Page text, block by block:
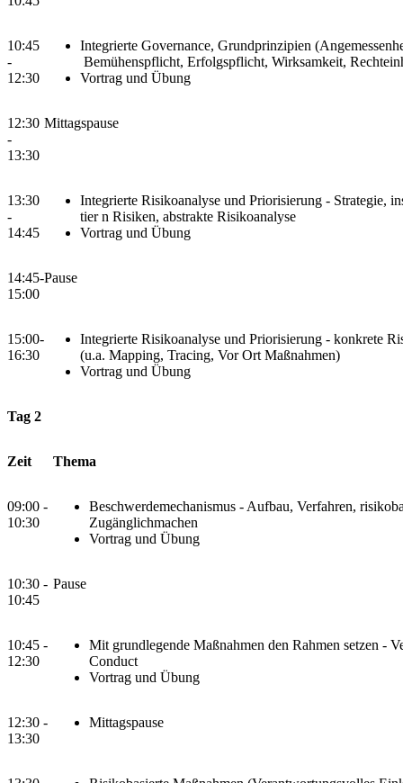
10:45
-
12:30
Integrierte Governance, Grundprinzipien
Bemühenspflicht, Erfolgspflicht, Wirksamkeit,
Vortrag und Übung
12:30
-
13:30
Mittagspause
13:30
-
14:45
Integrierte Risikoanalyse und Priorisierung - Strategie,
tier n Risiken, abstrakte Risikoanalyse
Vortrag und Übung
14:45-
15:00
Pause
15:00-
16:30
Integrierte Risikoanalyse und Priorisierung - konkrete
(u.a. Mapping, Tracing, Vor Ort Maßnahmen)
Vortrag und Übung
Tag 2
Zeit Thema
09:00 -
10:30
Beschwerdemechanismus - Aufbau, Verfahren,
Zugänglichmachen
Vortrag und Übung
10:30 -
10:45
Pause
10:45 -
12:30
Mit grundlegende Maßnahmen den Rahmen setzen -
Conduct
Vortrag und Übung
12:30 -
13:30
Mittagspause